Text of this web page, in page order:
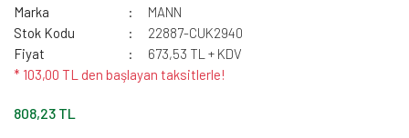
Marka
MANN
Stok Kodu
22887-CUK2940
Fiyat
673,53 TL + KDV
* 103,00 TL den başlayan taksitlerle!
808,23 TL